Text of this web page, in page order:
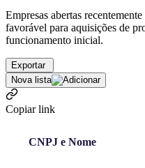
Empresas abertas
favorável para aquisições de
funcionamento inicial.
Exportar
Nova lista
Copiar link
CNPJ e Nome